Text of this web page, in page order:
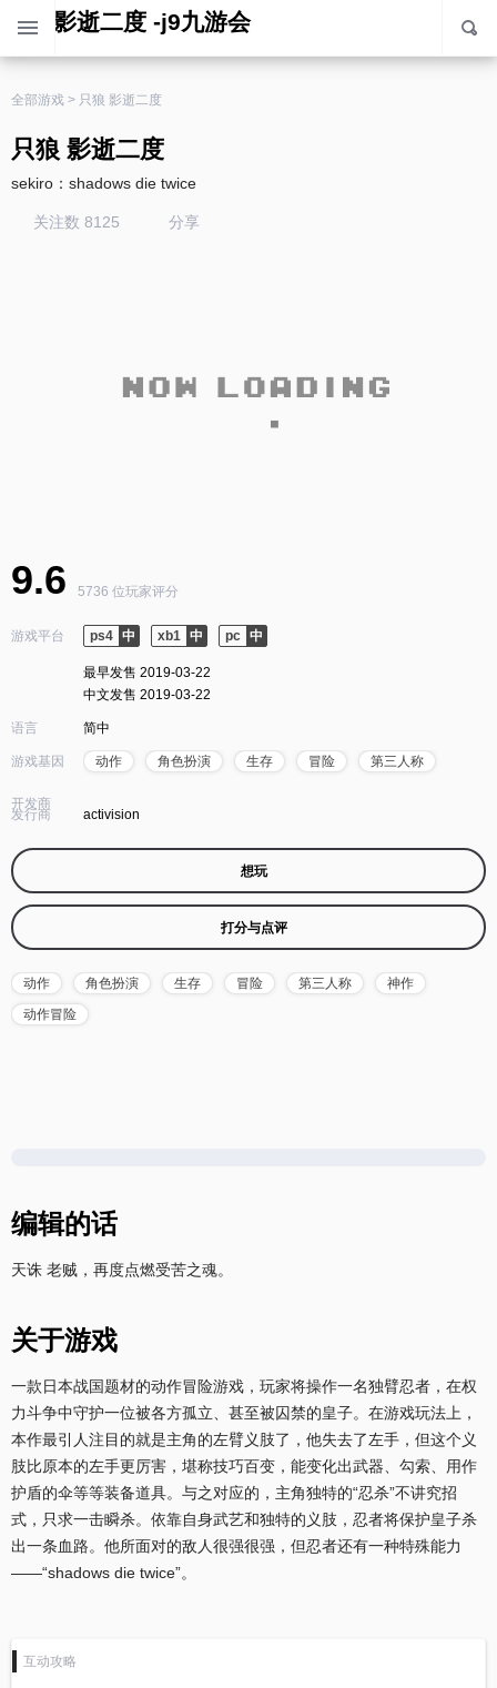
只狼 影逝二度 -j9九游会
全部游戏 > 只狼 影逝二度
只狼 影逝二度
sekiro：shadows die twice
关注数 8125 分享
9.6 5736 位玩家评分
游戏平台 ps4 xb1 pc
最早发售 2019-03-22
中文发售 2019-03-22
语言 简中
游戏基因 动作 角色扮演 生存 冒险 第三人称
开发商
发行商 activision
想玩
打分与点评
动作 角色扮演 生存 冒险 第三人称
神作
动作冒险
编辑的话
天诛 老贼，再度点燃受苦之魂。
关于游戏
一款日本战国题材的动作冒险游戏，玩家将操作一名独臂忍者，在权
力斗争中守护一位被各方孤立、甚至被囚禁的皇子。在游戏玩法上，
本作最引人注目的就是主角的左臂义肢了，他失去了左手，但这个义
肢比原本的左手更厉害，堪称技巧百变，能变化出武器、勾索、用作
护盾的伞等等装备道具。与之对应的，主角独特的“忍杀”不讲究招
式，只求一击瞬杀。依靠自身武艺和独特的义肢，忍者将保护皇子杀
出一条血路。他所面对的敌人很强很强，但忍者还有一种特殊能力
——“shadows die twice”。
互动攻略